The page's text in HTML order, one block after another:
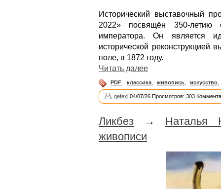
Исторический выставочный
2022» посвящён 350-летию
императора. Он является
исторической реконструкцией
поле, в 1872 году.
Читать далее
PDF, классика, живопись, искусство,
gefexi 04/07/26 Просмотров: 303
Ликбез → Наталья
живописи